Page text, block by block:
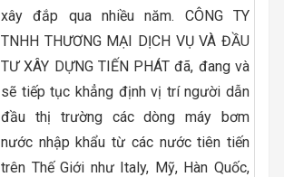
xây đắp qua nhiều năm. CÔNG TY
TNHH THƯƠNG MẠI DỊCH VỤ VÀ ĐẦU
TƯ XÂY DỰNG TIẾN PHÁT đã, đang và
sẽ tiếp tục khẳng định vị trí người dẫn
đầu thị trường các dòng máy bơm
nước nhập khẩu từ các nước tiên tiến
trên Thế Giới như Italy, Mỹ, Hàn Quốc,